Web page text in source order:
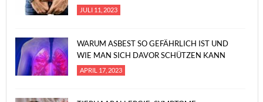
JULI 11, 2023
WARUM ASBEST SO GEFÄHRLICH IST UND
WIE MAN SICH DAVOR SCHÜTZEN KANN
APRIL 17, 2023